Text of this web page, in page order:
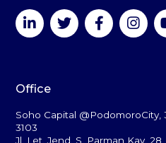
Office
Soho Capital @PodomoroCity,
3103
Jl. Let. Jend. S. Parman Kav. 28